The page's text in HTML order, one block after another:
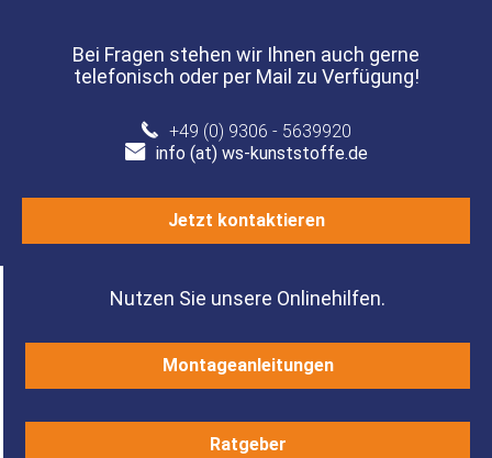
Bei Fragen stehen wir Ihnen auch gerne
telefonisch oder per Mail zu Verfügung!
+49 (0) 9306 - 5639920
info (at) ws-kunststoffe.de
Jetzt kontaktieren
Nutzen Sie unsere Onlinehilfen.
Montageanleitungen
Ratgeber